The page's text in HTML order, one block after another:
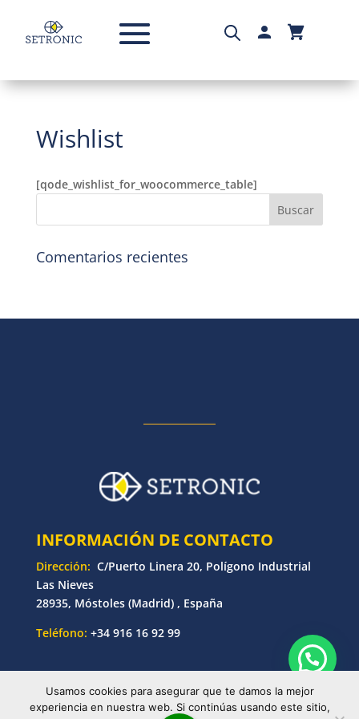
Wishlist
[qode_wishlist_for_woocommerce_table]
Comentarios recientes
INFORMACIÓN DE CONTACTO
Dirección: C/Puerto Linera 20, Polígono Industrial
Las Nieves
28935, Móstoles (Madrid) , España
Teléfono: +34 916 16 92 99
© Copyright 2025 Setronic | Desarrollado por
Usamos cookies para asegurar que te damos la mejor
experiencia en nuestra web. Si continúas usando este sitio,